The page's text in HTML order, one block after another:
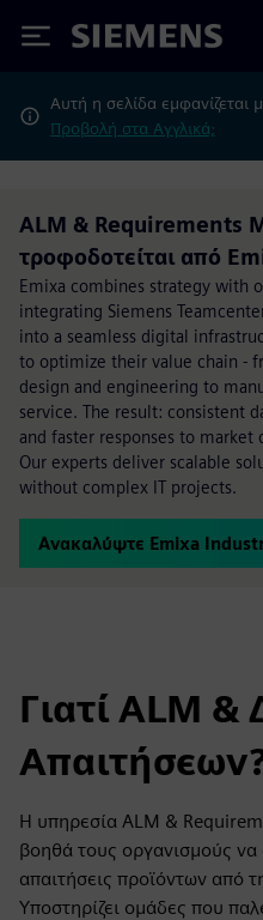
Siemens
Αυτή η σελίδα
Προβολή στα Αγγλικά;
ALM & Requirements
τροφοδοτείται από
Emixa combines strategy with
integrating Siemens
into a seamless digital
to optimize their value chain -
design and engineering to
service. The result: consistent
and faster responses to market
Our experts deliver scalable
without complex IT projects.
Ανακαλύψτε Emixa
Γιατί ALM &
Η υπηρεσία ALM &
βοηθά τους οργανισμούς να
απαιτήσεις προϊόντων από
Υποστηρίζει ομάδες που